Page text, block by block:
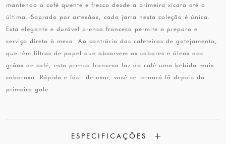
mantendo o café quente e fresco desde a primeira xícara até a
última. Soprado por artesãos, cada jarra nesta coleção é única.
Esta elegante e durável prensa francesa permite o preparo e
serviço direto à mesa. Ao contrário das cafeteiras de gotejamento,
que têm filtros de papel que absorvem os sabores e óleos dos
grãos de café, esta prensa francesa faz do café uma bebida mais
saborosa. Rápida e fácil de usar, você se tornará fã depois do
primeiro gole.
ESPECIFICAÇÕES